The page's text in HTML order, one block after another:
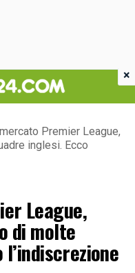
Premier League,
inglesi. Ecco
League,
di molte
×